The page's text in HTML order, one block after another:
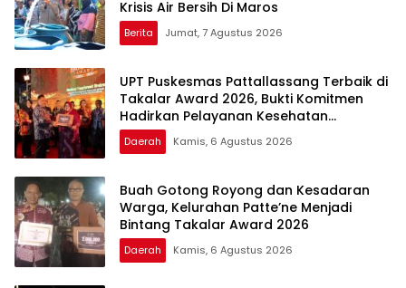
Krisis Air Bersih Di Maros
Berita Jumat, 7 Agustus 2026
UPT Puskesmas Pattallassang Terbaik di
Takalar Award 2026, Bukti Komitmen
Hadirkan Pelayanan Kesehatan
Berkualitas
Daerah Kamis, 6 Agustus 2026
Buah Gotong Royong dan Kesadaran
Warga, Kelurahan Patte’ne Menjadi
Bintang Takalar Award 2026
Daerah Kamis, 6 Agustus 2026